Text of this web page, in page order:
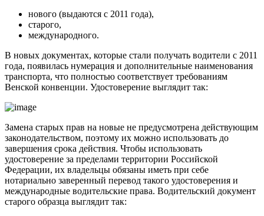
нового (выдаются с 2011 года),
старого,
международного.
В новых документах, которые стали получать водители с 2011
года, появилась нумерация и дополнительные наименования
транспорта, что полностью соответствует требованиям
Венской конвенции. Удостоверение выглядит так:
Замена старых прав на новые не предусмотрена действующим
законодательством, поэтому их можно использовать до
завершения срока действия. Чтобы использовать
удостоверение за пределами территории Российской
Федерации, их владельцы обязаны иметь при себе
нотариально заверенный перевод такого удостоверения и
международные водительские права. Водительский документ
старого образца выглядит так: